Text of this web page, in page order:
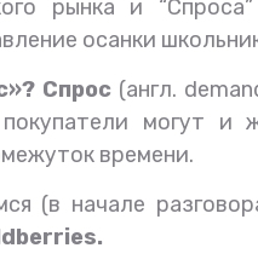
рынка и
осанки
Спрос (англ.
могут и
времени.
(в начале